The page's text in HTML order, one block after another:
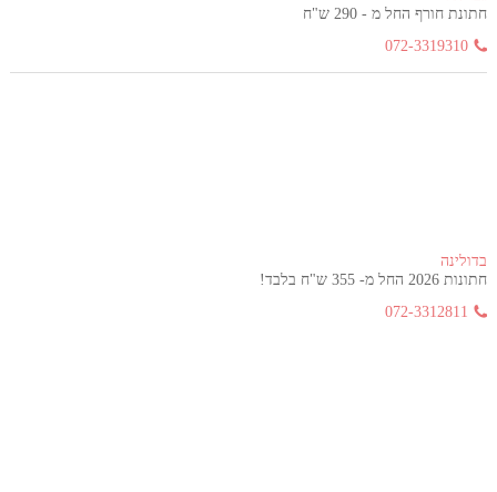
חתונת חורף החל מ - 290 ש"ח
072-3319310
בדולינה
חתונות 2026 החל מ- 355 ש"ח בלבד!
072-3312811